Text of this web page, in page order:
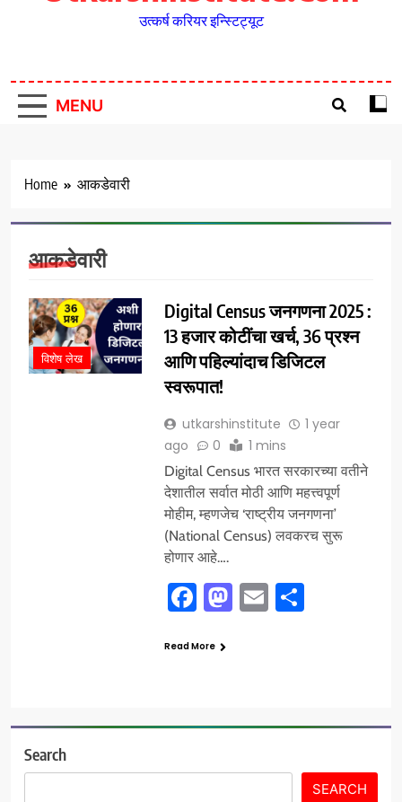
उत्कर्ष करियर इन्स्टिट्यूट
MENU
Home आकडेवारी
आकडेवारी
विशेष लेख
Digital Census जनगणना 2025 :
13 हजार कोटींचा खर्च, 36 प्रश्न
आणि पहिल्यांदाच डिजिटल
स्वरूपात!
utkarshinstitute
1 year
ago
0 1 mins
Digital Census भारत सरकारच्या वतीने
देशातील सर्वात मोठी आणि महत्त्वपूर्ण
मोहीम, म्हणजेच ‘राष्ट्रीय जनगणना’
(National Census) लवकरच सुरू
होणार आहे….
Facebook
Mastodon
EmailShare
Read More
Search
SEARCH